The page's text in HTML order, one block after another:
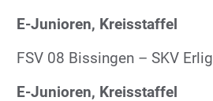
E-Junioren, Kreisstaffel
FSV 08 Bissingen – SKV
E-Junioren, Kreisstaffel